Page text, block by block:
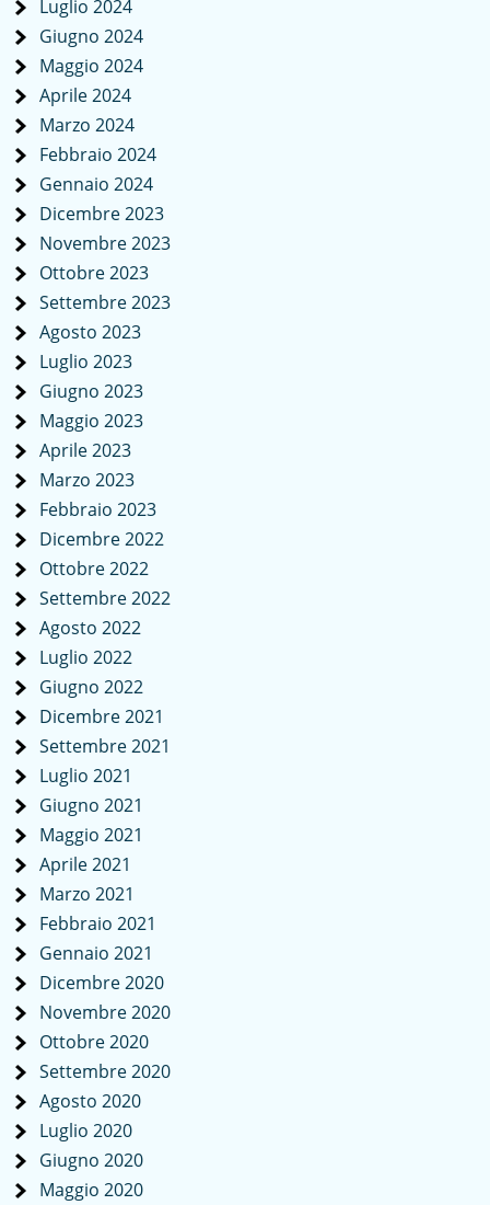
Luglio 2024
Giugno 2024
Maggio 2024
Aprile 2024
Marzo 2024
Febbraio 2024
Gennaio 2024
Dicembre 2023
Novembre 2023
Ottobre 2023
Settembre 2023
Agosto 2023
Luglio 2023
Giugno 2023
Maggio 2023
Aprile 2023
Marzo 2023
Febbraio 2023
Dicembre 2022
Ottobre 2022
Settembre 2022
Agosto 2022
Luglio 2022
Giugno 2022
Dicembre 2021
Settembre 2021
Luglio 2021
Giugno 2021
Maggio 2021
Aprile 2021
Marzo 2021
Febbraio 2021
Gennaio 2021
Dicembre 2020
Novembre 2020
Ottobre 2020
Settembre 2020
Agosto 2020
Luglio 2020
Giugno 2020
Maggio 2020